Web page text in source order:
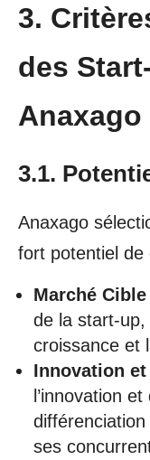
3.
des
Anaxago
3.1.
Anaxago
fort potentiel de
Marché Cible
de la start-
croissance et
Innovation
l’innovation
ses